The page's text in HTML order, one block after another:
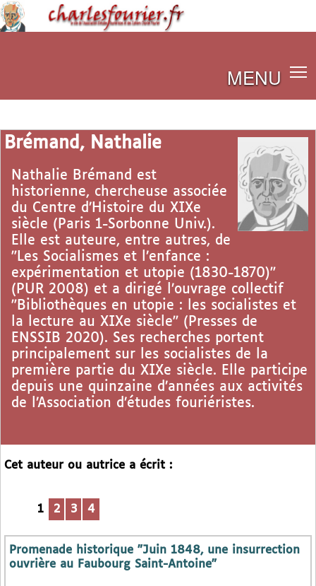
MENU
Brémand, Nathalie
Nathalie Brémand est
historienne, chercheuse associée
du Centre d’Histoire du XIXe
siècle (Paris 1-Sorbonne Univ.).
Elle est auteure, entre autres, de
"Les Socialismes et l’enfance :
expérimentation et utopie (1830-1870)"
(PUR 2008) et a dirigé l’ouvrage collectif
"Bibliothèques en utopie : les socialistes et
la lecture au XIXe siècle" (Presses de
ENSSIB 2020). Ses recherches portent
principalement sur les socialistes de la
première partie du XIXe siècle. Elle participe
depuis une quinzaine d’années aux activités
de l’Association d’études fouriéristes.
Cet auteur ou autrice a écrit :
1 2 3 4
Promenade historique "Juin 1848, une insurrection
ouvrière au Faubourg Saint-Antoine"